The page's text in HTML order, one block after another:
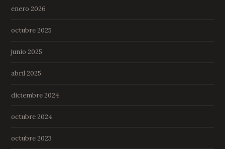
enero 2026
octubre 2025
junio 2025
abril 2025
diciembre 2024
octubre 2024
octubre 2023